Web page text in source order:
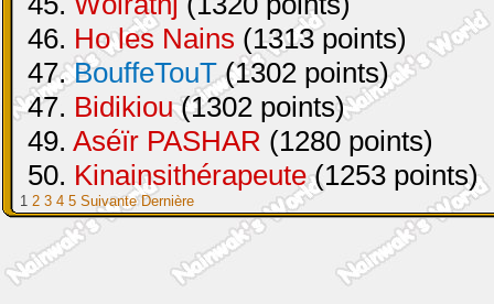
46. Ho les Nains (1313 points)
47.BouffeTouT(1302 points)
47. Bidikiou(1302 points)
49. Aséïr PASHAR (1280 points)
50. Kinainsithérapeute(1253 points)
1 2 3 4 5 Suivante Dernière